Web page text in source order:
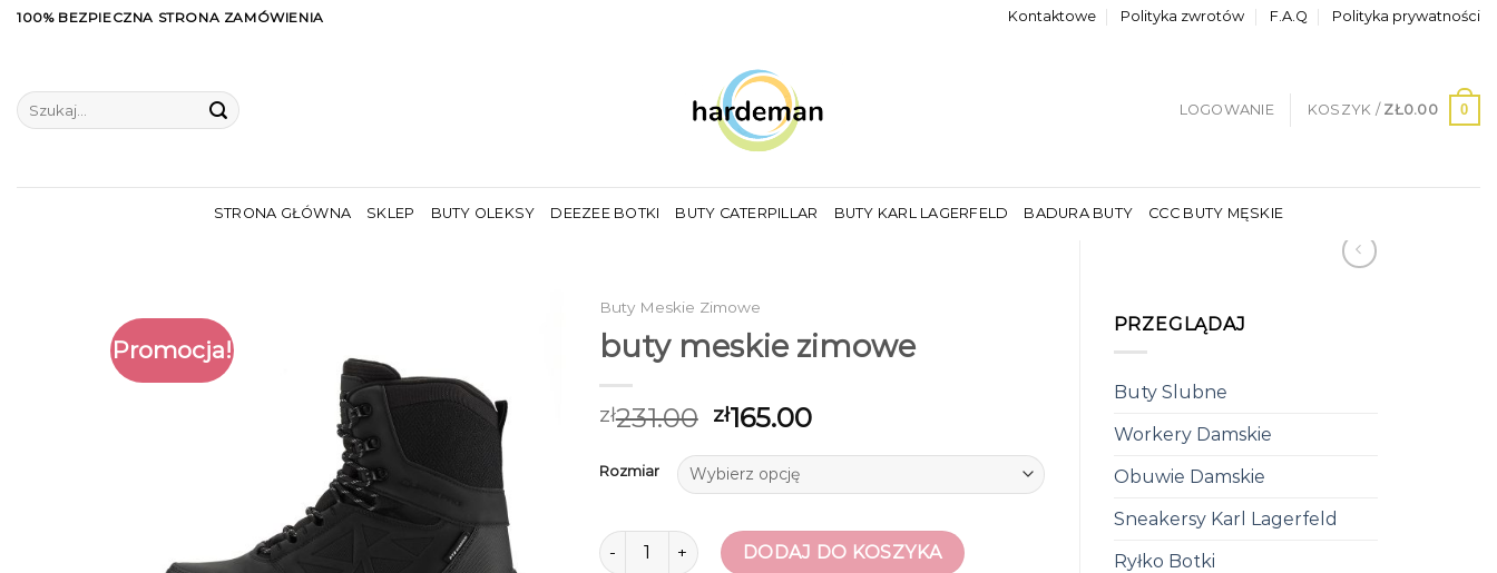
Skip100% BEZPIECZNA STRONA ZAMÓWIENIA Kontaktowe Polityka zwrotów F.A.Q Polityka prywatności
Szukaj:
LOGOWANIE KOSZYK / ZŁ0.00 0
STRONA GŁÓWNA SKLEP BUTY OLEKSY DEEZEE BOTKI BUTY CATERPILLAR BUTY KARL LAGERFELD BADURA BUTY CCC BUTY MĘSKIE
PRZEGLĄDAJ
Buty Slubne
Workery Damskie
Obuwie Damskie
Sneakersy Karl Lagerfeld
Ryłko Botki
Promocja!
Buty Meskie Zimowe
buty meskie zimowe
zł231.00 zł165.00
Rozmiar
ilość buty meskie zimoweDODAJ DO KOSZYKA